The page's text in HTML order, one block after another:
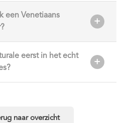
een Venetiaans
eerst in het echt
naar overzicht